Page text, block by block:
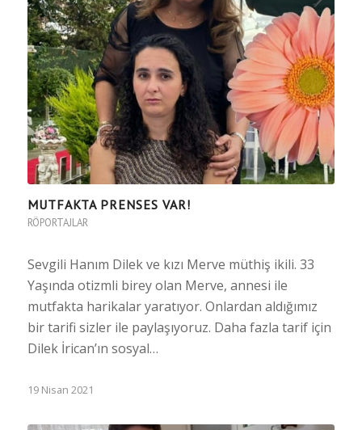
MUTFAKTA PRENSES VAR!
RÖPORTAJLAR
Sevgili Hanım Dilek ve kızı Merve müthiş ikili. 33
Yaşında otizmli birey olan Merve, annesi ile
mutfakta harikalar yaratıyor. Onlardan aldığımız
bir tarifi sizler ile paylaşıyoruz. Daha fazla tarif için
Dilek İrican’ın sosyal…
19 Nisan 2021